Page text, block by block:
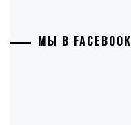
МЫ В FACEBOOK